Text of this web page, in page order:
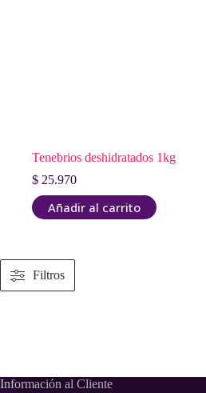
Tenebrios deshidratados 1kg
$ 25.970
Añadir al carrito
Filtros
Información al Cliente